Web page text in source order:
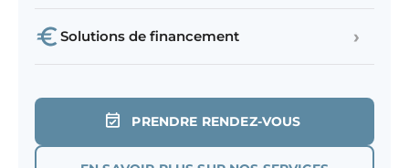
Solutions de financement ›
PRENDRE RENDEZ-VOUS